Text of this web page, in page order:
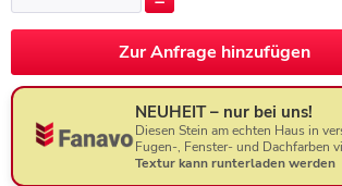
ZurAnfrage hinzufügen
NEUHEIT – nur bei uns!
Diesen Stein am echten Haus in
Fugen-, Fenster- und Dachfarben
Textur kann runterladen werden